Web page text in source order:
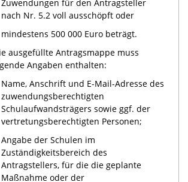
Zuwendungen für den Antragsteller
nach Nr. 5.2 voll ausschöpft oder
mindestens 500 000 Euro beträgt.
ausgefüllte Antragsmappe muss
Angaben enthalten:
Name, Anschrift und E-Mail-Adresse des
zuwendungsberechtigten
Schulaufwandsträgers sowie ggf. der
vertretungsberechtigten Personen;
Angabe der Schulen im
Zuständigkeitsbereich des
Antragstellers, für die die geplante
Maßnahme oder der